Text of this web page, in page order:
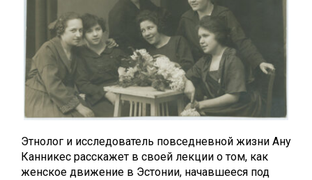
Этнолог и исследователь повседневной жизни Ану
Канникес расскажет в своей лекции о том, как
женское движение в Эстонии, начавшееся под